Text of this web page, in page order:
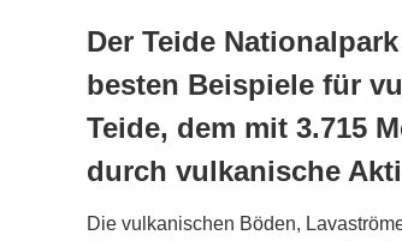
Der Teide
besten Beispiele für
Teide, dem mit 3.715
durch vulkanische
Die vulkanischen Böden,